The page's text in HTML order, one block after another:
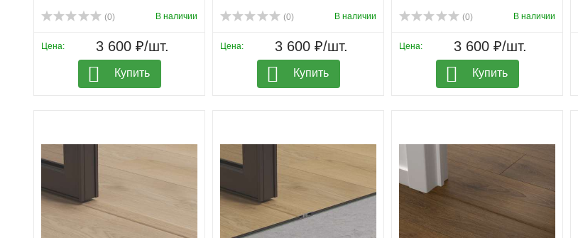
(0) В наличии
Цена: 3 600 ₽/шт.
Купить
(0) В наличии
Цена: 3 600 ₽/шт.
Купить
(0) В наличии
Цена: 3 600 ₽/шт.
Купить